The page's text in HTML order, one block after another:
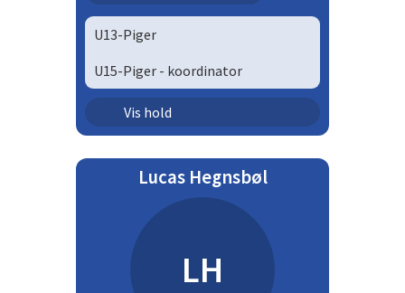
U13-Piger
U15-Piger - koordinator
Vis hold
Ungdom - piger | U13P
Lucas Hegnsbøl
LH